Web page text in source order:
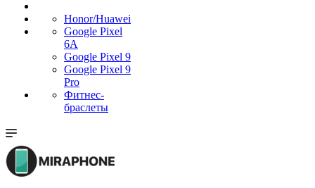
Honor/Huawei
Google Pixel
6A
Google Pixel 9
Google Pixel 9
Pro
Фитнес-
браслеты